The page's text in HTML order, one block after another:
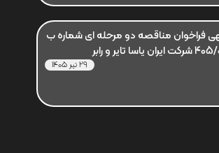
فراخوان مناقصه دو مرحله ای شماره ب
یاسا تایر و رابر
29 تیر 1405